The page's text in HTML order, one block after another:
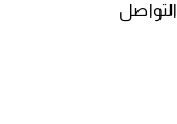
التواصل